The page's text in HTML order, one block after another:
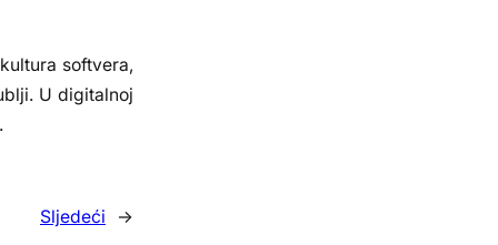
softvera,
U digitalnoj
Sljedeći →